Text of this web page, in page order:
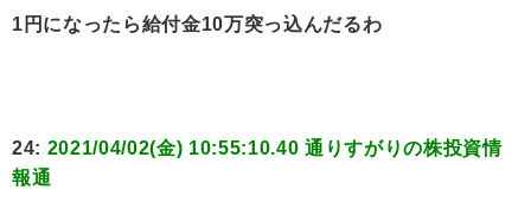
1円になったら給付金10万突っ込んだるわ
24: 2021/04/02(金) 10:55:10.40 通りすがりの株投資情
報通